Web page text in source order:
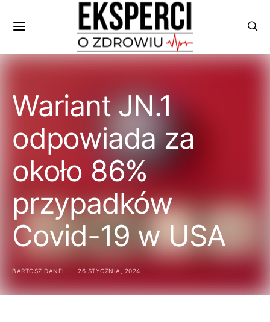
Wariant JN.1
odpowiada za
około 86%
przypadków
Covid-19 w USA
BARTOSZ DANEL 26 STYCZNIA, 2024